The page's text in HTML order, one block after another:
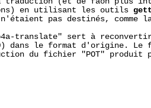
en utilisant les outils
pas destinés, comme
translate" sert à
dans le format d'origine. Le
du fichier "POT" produit